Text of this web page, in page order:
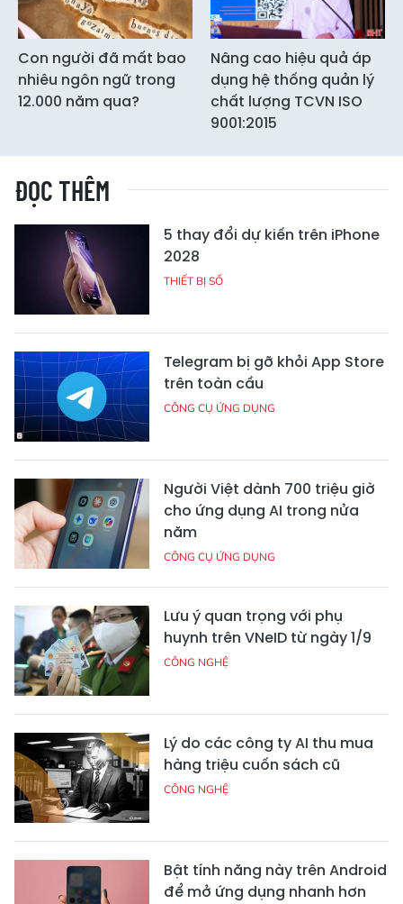
Con người đã mất bao
nhiêu ngôn ngữ trong
12.000 năm qua?
Nâng cao hiệu quả áp
dụng hệ thống quản lý
chất lượng TCVN ISO
9001:2015
ĐỌC THÊM
5 thay đổi dự kiến trên iPhone
2028
THIẾT BỊ SỐ
Telegram bị gỡ khỏi App Store
trên toàn cầu
CÔNG CỤ ỨNG DỤNG
Người Việt dành 700 triệu giờ
cho ứng dụng AI trong nửa
năm
CÔNG CỤ ỨNG DỤNG
Lưu ý quan trọng với phụ
huynh trên VNeID từ ngày 1/9
CÔNG NGHỆ
Lý do các công ty AI thu mua
hàng triệu cuốn sách cũ
CÔNG NGHỆ
Bật tính năng này trên Android
để mở ứng dụng nhanh hơn